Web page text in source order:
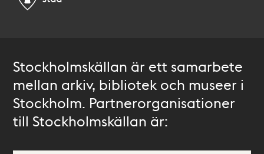
Stockholmskällan är ett samarbete
mellan arkiv, bibliotek och museer i
Stockholm. Partnerorganisationer
till Stockholmskällan är: